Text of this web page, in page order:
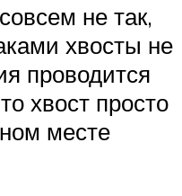
не так,
хвосты не
проводится
хвост просто
месте